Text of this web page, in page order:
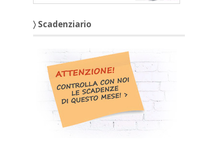
〉 Scadenziario